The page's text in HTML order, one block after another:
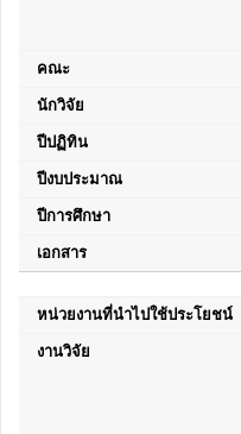
คณะ
นักวิจัย
ปีปฏิทิน
ปีงบประมาณ
ปีการศึกษา
เอกสาร
หน่วยงานที่นำไปใช้ประโยชน์
งานวิจัย